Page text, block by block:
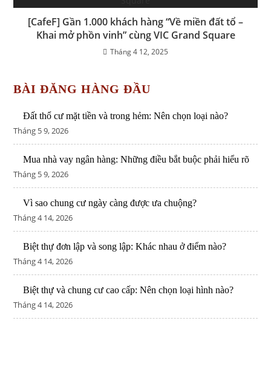
[CafeF] Gần 1.000 khách hàng “Về miền đất tổ –
Khai mở phồn vinh” cùng VIC Grand Square
Tháng 4 12, 2025
BÀI ĐĂNG HÀNG ĐẦU
Đất thổ cư mặt tiền và trong hẻm: Nên chọn loại nào?
Tháng 5 9, 2026
Mua nhà vay ngân hàng: Những điều bắt buộc phải hiểu rõ
Tháng 5 9, 2026
Vì sao chung cư ngày càng được ưa chuộng?
Tháng 4 14, 2026
Biệt thự đơn lập và song lập: Khác nhau ở điểm nào?
Tháng 4 14, 2026
Biệt thự và chung cư cao cấp: Nên chọn loại hình nào?
Tháng 4 14, 2026